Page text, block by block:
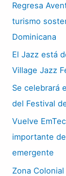
Regresa
turismo
Dominicana
El Jazz está
Village Jazz
Se celebrará
del Festival
Vuelve
importante
emergente
Zona